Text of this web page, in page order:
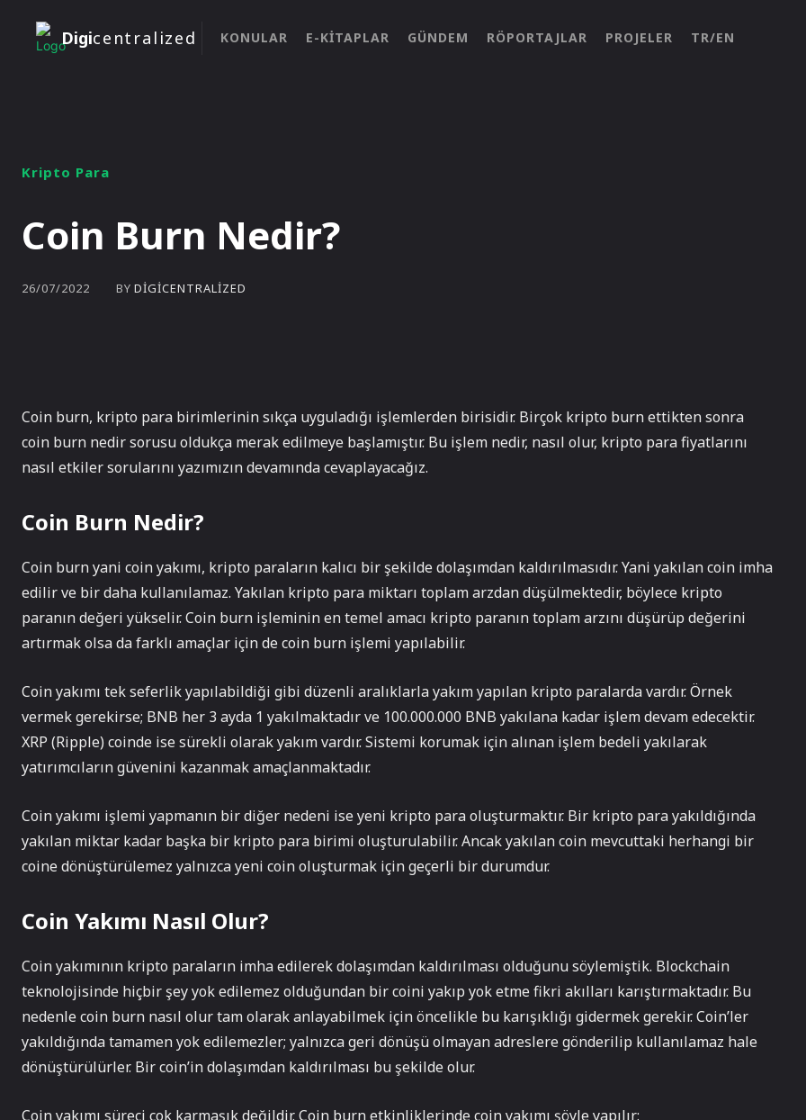
Digicentralized KONULAR E-KITAPLAR GÜNDEM RÖPORTAJLAR PROJELER TR/EN
Kripto Para
Coin Burn Nedir?
26/07/2022 BY DIGICENTRALIZED
Coin burn, kripto para birimlerinin sıkça uyguladığı işlemlerden birisidir. Birçok kripto burn ettikten sonra
coin burn nedir sorusu oldukça merak edilmeye başlamıştır. Bu işlem nedir, nasıl olur, kripto para fiyatlarını
nasıl etkiler sorularını yazımızın devamında cevaplayacağız.
Coin Burn Nedir?
Coin burn yani coin yakımı, kripto paraların kalıcı bir şekilde dolaşımdan kaldırılmasıdır. Yani yakılan coin imha
edilir ve bir daha kullanılamaz. Yakılan kripto para miktarı toplam arzdan düşülmektedir, böylece kripto
paranın değeri yükselir. Coin burn işleminin en temel amacı kripto paranın toplam arzını düşürüp değerini
artırmak olsa da farklı amaçlar için de coin burn işlemi yapılabilir.
Coin yakımı tek seferlik yapılabildiği gibi düzenli aralıklarla yakım yapılan kripto paralarda vardır. Örnek
vermek gerekirse; BNB her 3 ayda 1 yakılmaktadır ve 100.000.000 BNB yakılana kadar işlem devam edecektir.
XRP (Ripple) coinde ise sürekli olarak yakım vardır. Sistemi korumak için alınan işlem bedeli yakılarak
yatırımcıların güvenini kazanmak amaçlanmaktadır.
Coin yakımı işlemi yapmanın bir diğer nedeni ise yeni kripto para oluşturmaktır. Bir kripto para yakıldığında
yakılan miktar kadar başka bir kripto para birimi oluşturulabilir. Ancak yakılan coin mevcuttaki herhangi bir
coine dönüştürülemez yalnızca yeni coin oluşturmak için geçerli bir durumdur.
Coin Yakımı Nasıl Olur?
Coin yakımının kripto paraların imha edilerek dolaşımdan kaldırılması olduğunu söylemiştik. Blockchain
teknolojisinde hiçbir şey yok edilemez olduğundan bir coini yakıp yok etme fikri akılları karıştırmaktadır. Bu
nedenle coin burn nasıl olur tam olarak anlayabilmek için öncelikle bu karışıklığı gidermek gerekir. Coin’ler
yakıldığında tamamen yok edilemezler; yalnızca geri dönüşü olmayan adreslere gönderilip kullanılamaz hale
dönüştürülürler. Bir coin’in dolaşımdan kaldırılması bu şekilde olur.
Coin yakımı süreci çok karmaşık değildir. Coin burn etkinliklerinde coin yakımı şöyle yapılır: